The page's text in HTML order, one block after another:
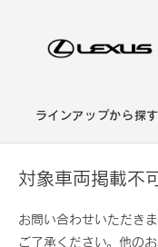
ラインアップから探す
対象車両掲載不
お問い合わせいただき
ご了承ください。他の